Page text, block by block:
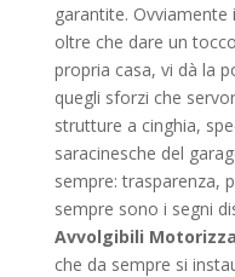
garantite.
oltre che dare un
propria casa, vi dà la
quegli sforzi che
strutture a cinghia,
saracinesche del
sempre: trasparenza,
sempre sono i segni
Avvolgibili
che da sempre si